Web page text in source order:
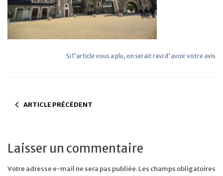
Si l'article vous a plu, on serait ravi d'avoir votre avis
ARTICLE PRÉCÉDENT
Laisser un commentaire
Votre adresse e-mail ne sera pas publiée.Les champs obligatoires